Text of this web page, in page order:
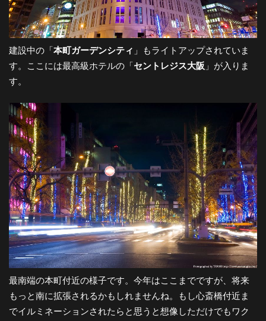
建設中の「本町ガーデンシティ 」もライトアップされていま
す。ここには最高級ホテルの「セントレジス大阪 」が入りま
す。
最南端の本町付近の様子です。今年はここまでですが、将来
もっと南に拡張されるかもしれませんね。もし心斎橋付近ま
でイルミネーションされたらと思うと想像しただけでもワク